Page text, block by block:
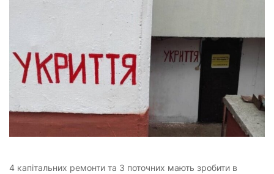
4 капітальних ремонти та 3 поточних мають зробити в